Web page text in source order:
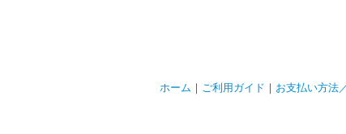
ホーム ｜ ご利用ガイド ｜ お支払い方法